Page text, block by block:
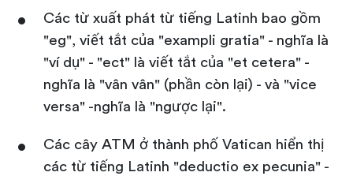
Các từ xuất phát từ tiếng Latinh bao gồm
"eg", viết tắt của "exampli gratia" - nghĩa là
"ví dụ" - "ect" là viết tắt của "et cetera" -
nghĩa là "vân vân" (phần còn lại) - và "vice
versa" -nghĩa là "ngược lại".
Các cây ATM ở thành phố Vatican hiển thị
các từ tiếng Latinh "deductio ex pecunia" -